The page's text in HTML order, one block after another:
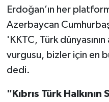
Erdoğan’ın her
Azerbaycan
'KKTC, Türk
vurgusu, bizler için en
dedi.
"Kıbrıs Türk